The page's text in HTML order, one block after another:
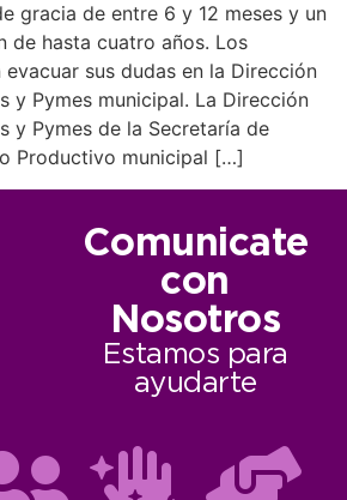
gracia de entre 6 y 12 meses y un
de hasta cuatro años. Los
sus dudas en la Dirección
y Pymes municipal. La Dirección
y Pymes de la Secretaría de
Productivo municipal […]
Comunicate
con
Nosotros
Estamos para
ayudarte